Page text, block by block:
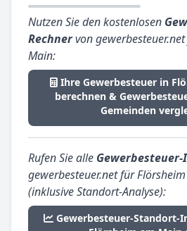
Nutzen Sie den kostenlosen
Rechnervon
Main:
Ihre Gewerbesteuer in
berechnen &
Gemeinden
Rufen Sie alle
gewerbesteuer.net für
(inklusive Standort-Analyse):
Gewerbesteuer-Standort-